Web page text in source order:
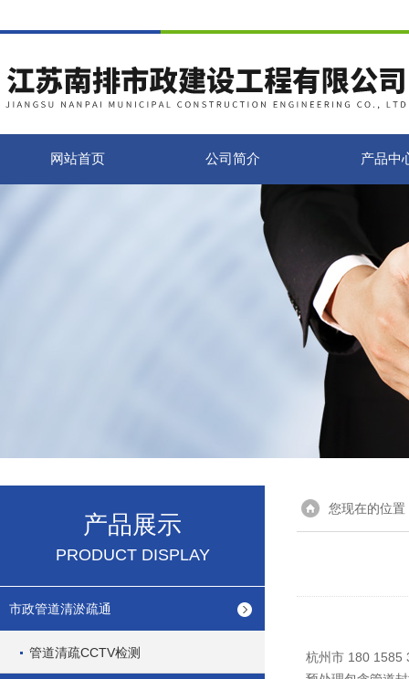
网站首页 公司简介 产品中
产品展示
PRODUCT DISPLAY
市政管道清淤疏通
管道清疏CCTV检测
您现在的位置
杭州市 180 1585